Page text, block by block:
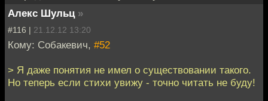
Алекс Шульц »
#116 | 21.12.12 13:20
Кому: Собакевич, #52
> Я даже понятия не имел о существовании такого.
Но теперь если стихи увижу - точно читать не буду!